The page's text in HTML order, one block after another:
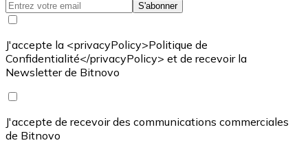
S'abonner
J'accepte la <privacyPolicy>Politique de
Confidentialité</privacyPolicy> et de recevoir la
Newsletter de Bitnovo
J'accepte de recevoir des communications commerciales
de Bitnovo